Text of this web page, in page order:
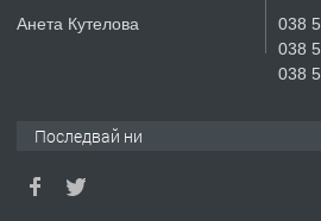
СГЛОБЯВАНЕ
Анета Кутелова
038
038
038
Последвай ни